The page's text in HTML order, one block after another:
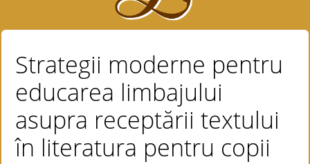
Strategii moderne pentru
educarea limbajului
asupra receptării textului
în literatura pentru copii